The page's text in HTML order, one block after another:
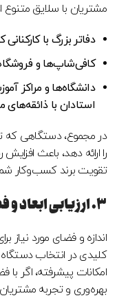
مشتریان با سلایق متنوع
دفاتر بزرگ با
کافی‌شاپ‌ها و
دانشگاه‌ها و مراکز
استادان با ذائقه‌های
در مجموع، دستگاهی که
را ارائه دهد، باعث
تقویت برند کسب‌وکار
۳. ارزیابی ابعاد و فضای نصب
اندازه و فضای مورد
کلیدی در انتخاب
امکانات پیشرفته، اگر
بهره‌وری و تجربه